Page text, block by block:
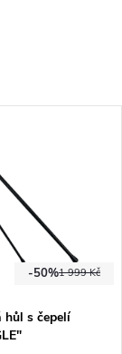
1 999 Kč
-50%
hůl s čepelí